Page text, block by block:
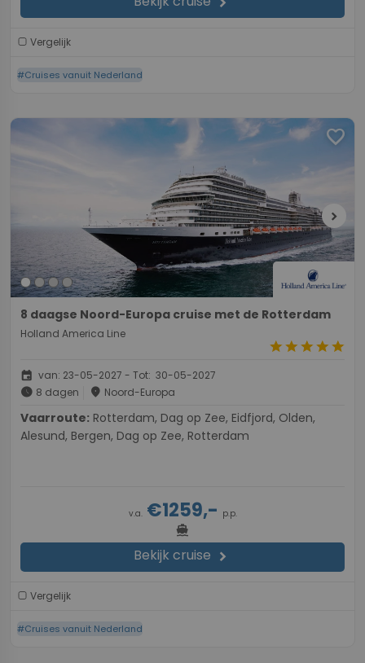
Vergelijk
#Cruises vanuit Nederland
favorite
chevron_right
8 daagse Noord-Europa cruise met de Rotterdam
Holland America Line
starstarstarstarstar
event van: 23-05-2027 - Tot: 30-05-2027
schedule 8 dagen place Noord-Europa
Vaarroute:
Alesund, Bergen, Dag op Zee, Rotterdam
v.a.€1259,- p.p.
directions_boat
Bekijk cruise chevron_right
Vergelijk
#Cruises vanuit Nederland